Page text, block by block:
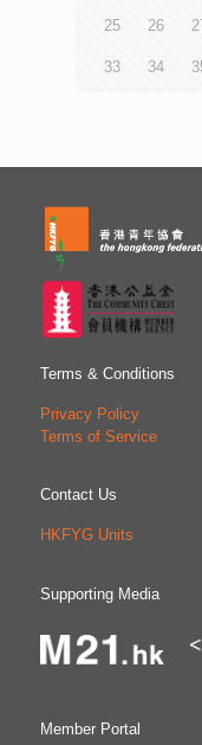
會、香港青年協會
(「TYoG!”)支持
25 26
33 34
Terms & Conditions
Privacy Policy
Terms of Service
Contact Us
HKFYG Units
Supporting Media
Member Portal